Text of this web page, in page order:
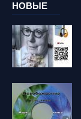
НОВЫЕ